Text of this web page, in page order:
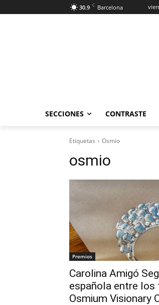
30.9 C Barcelona
SECCIONES CONTRASTE
Etiquetas Osmio
osmio
Premios
Carolina Amigó
española entre
Osmium Visionary